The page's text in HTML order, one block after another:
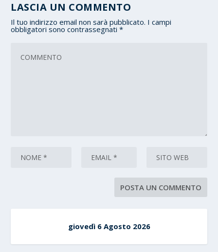
LASCIA UN COMMENTO
Il tuo indirizzo email non sarà pubblicato. I campi
obbligatori sono contrassegnati*
giovedì 6 Agosto 2026